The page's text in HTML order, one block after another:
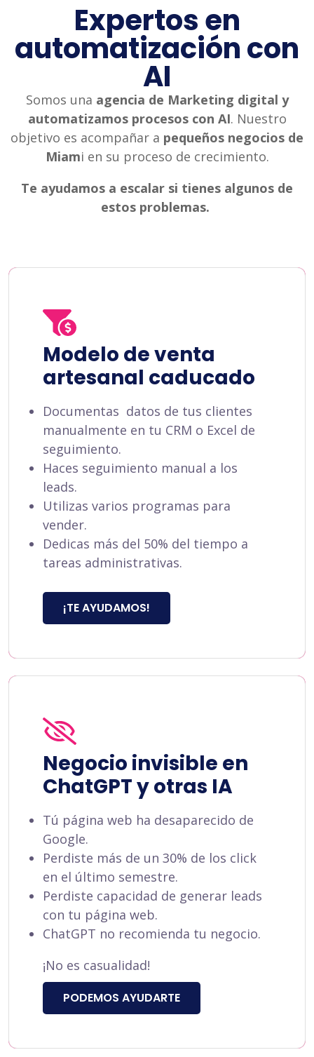
Expertos en
automatización con
AI
Somos una agencia de Marketing digital y
automatizamos procesos con AI. Nuestro
objetivo es acompañar a pequeños negocios de
Miami en su proceso de crecimiento.
Te ayudamos a escalar si tienes algunos de
estos problemas.
Modelo de venta
artesanal caducado
Documentas datos de tus clientes
manualmente en tu CRM o Excel de
seguimiento.
Haces seguimiento manual a los
leads.
Utilizas varios programas para
vender.
Dedicas más del 50% del tiempo a
tareas administrativas.
¡TE AYUDAMOS!
Negocio invisible en
ChatGPT y otras IA
Tú página web ha desaparecido de
Google.
Perdiste más de un 30% de los click
en el último semestre.
Perdiste capacidad de generar leads
con tu página web.
ChatGPT no recomienda tu negocio.
¡No es casualidad!
PODEMOS AYUDARTE